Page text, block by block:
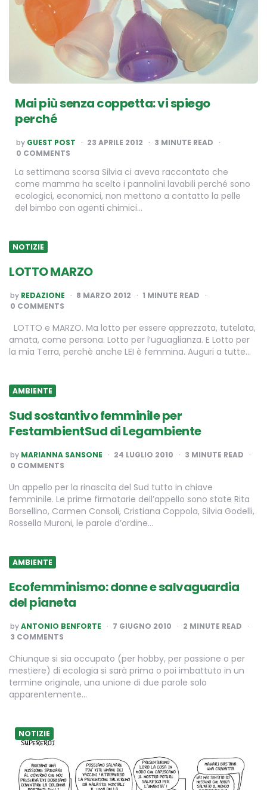
Mai più senza coppetta: vi spiego
perché
POSTED
BY
by GUEST POST 23 APRILE 2012 3 MINUTE READ
0 COMMENTS
La settimana scorsa Silvia ci aveva raccontato che
come mamma ha scelto i pannolini lavabili perché sono
ecologici, economici, non mettono a contatto la pelle
del bimbo con agenti chimici…
NOTIZIE
LOTTO MARZO
POSTED
BY
by REDAZIONE 8 MARZO 2012 1 MINUTE READ
0 COMMENTS
LOTTO e MARZO. Ma lotto per essere apprezzata, tutelata,
amata, come persona. Lotto per l’uguaglianza. E Lotto per
la mia Terra, perchè anche LEI è femmina. Auguri a tutte…
AMBIENTE
Sud sostantivo femminile per
FestambientSud di Legambiente
POSTED
BY
by MARIANNA SANSONE 24 LUGLIO 2010 3 MINUTE READ
0 COMMENTS
Un appello per la rinascita del Sud tutto in chiave
femminile. Le prime firmatarie dell’appello sono state Rita
Borsellino, Carmen Consoli, Cristiana Coppola, Silvia Godelli,
Rossella Muroni, le parole d’ordine…
AMBIENTE
Ecofemminismo: donne e salvaguardia
del pianeta
POSTED
BY
byANTONIO BENFORTE 7 GIUGNO 2010 2 MINUTE READ
3 COMMENTS
Chiunque si sia occupato (per hobby, per passione o per
mestiere) di ecologia si sarà prima o poi imbattuto in un
termine originale, una unione di due parole solo
apparentemente…
NOTIZIE